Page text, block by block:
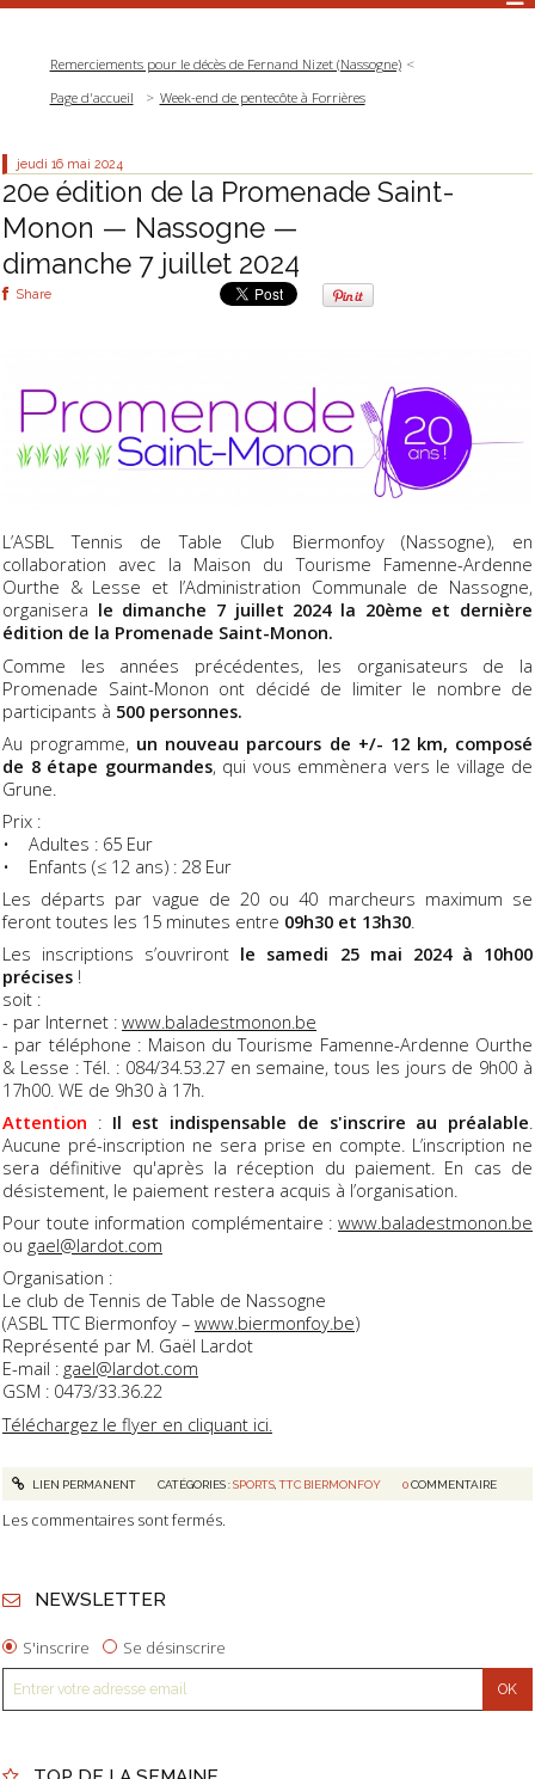
Remerciements pour le décès de Fernand Nizet (Nassogne)
Page d'accueil
Week-end de pentecôte à Forrières
jeudi 16 mai 2024
20e édition de la Promenade Saint-
Monon — Nassogne —
dimanche 7 juillet 2024
Share
L’ASBL Tennis de Table Club Biermonfoy (Nassogne), en
collaboration avec la Maison du Tourisme Famenne-Ardenne
Ourthe & Lesse et l’Administration Communale de Nassogne,
organisera le dimanche 7 juillet 2024 la 20ème et dernière
édition de la Promenade Saint-Monon.
Comme les années précédentes, les organisateurs de la
Promenade Saint-Monon ont décidé de limiter le nombre de
participants à 500 personnes.
Au programme, un nouveau parcours de +/- 12 km, composé
de 8 étape gourmandes, qui vous emmènera vers le village de
Grune.
Prix :
• Adultes : 65 Eur
• Enfants (≤ 12 ans) : 28 Eur
Les départs par vague de 20 ou 40 marcheurs maximum se
feront toutes les 15 minutes entre 09h30 et 13h30
Les inscriptions s’ouvriront le samedi 25 mai 2024 à 10h00
précises !
soit :
- par Internet : www.baladestmonon.be
- par téléphone : Maison du Tourisme Famenne-Ardenne Ourthe
& Lesse : Tél. : 084/34.53.27 en semaine, tous les jours de 9h00 à
17h00. WE de 9h30 à 17h.
Attention : Il est indispensable de s'inscrire au préalable.
Aucune pré-inscription ne sera prise en compte. L’inscription ne
sera définitive qu'après la réception du paiement. En cas de
désistement, le paiement restera acquis à l’organisation.
Pour toute information complémentaire : www.baladestmonon.be
ou gael@lardot.com
Organisation :
Le club de Tennis de Table de Nassogne
(ASBL TTC Biermonfoy – www.biermonfoy.be)
Représenté par M. Gaël Lardot
E-mail : gael@lardot.com
GSM : 0473/33.36.22
Téléchargez le flyer en cliquant ici.
LIEN PERMANENT CATÉGORIES :SPORTS,TTC BIERMONFOY 0COMMENTAIRE
Les commentaires sont fermés.
NEWSLETTER
S'inscrire Se désinscrire